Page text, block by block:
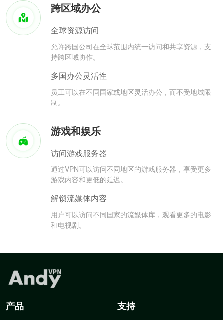
跨区域办公
全球资源访问
允许跨国公司在全球范围内统一访问和共享资源，支
持跨区域协作。
多国办公灵活性
员工可以在不同国家或地区灵活办公，而不受地域限
制。
游戏和娱乐
访问游戏服务器
通过VPN可以访问不同地区的游戏服务器，享受更多
游戏内容和更低的延迟。
解锁流媒体内容
用户可以访问不同国家的流媒体库，观看更多的电影
和电视剧。
产品 支持